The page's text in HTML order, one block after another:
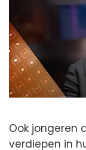
Ook jongeren
verdiepen in